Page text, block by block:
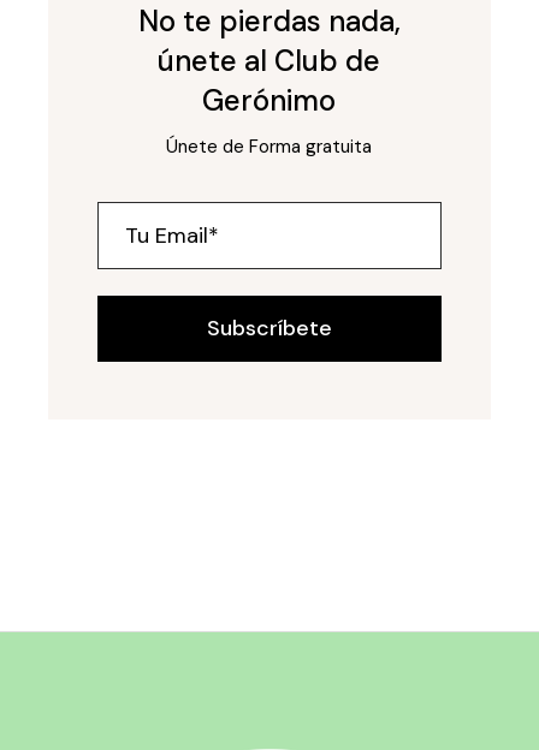
No te pierdas nada,
únete al Club de
Gerónimo
Únete de Forma gratuita
Subscríbete